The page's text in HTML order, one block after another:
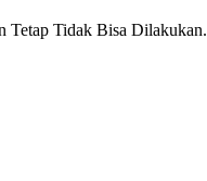
Tetap Tidak Bisa Dilakukan.